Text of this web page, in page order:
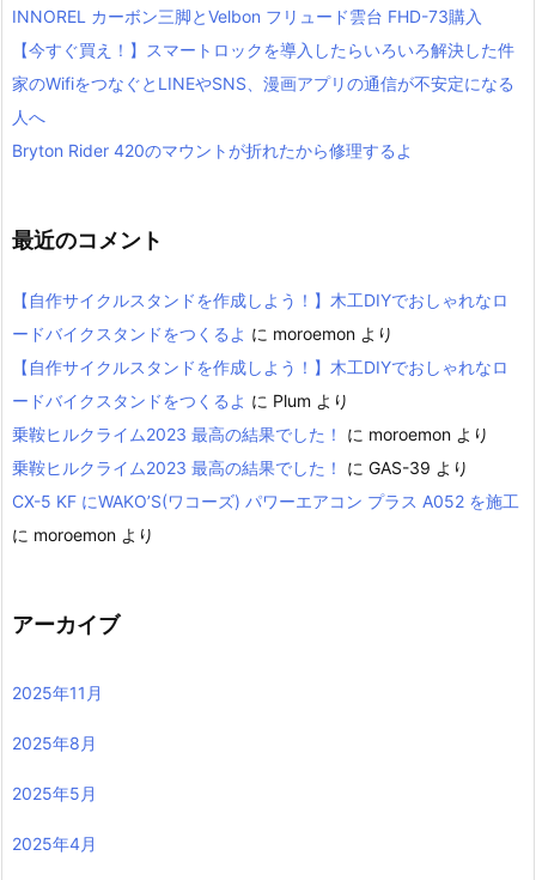
INNOREL カーボン三脚とVelbon フリュード雲台 FHD-73購入
【今すぐ買え！】スマートロックを導入したらいろいろ解決した件
家のWifiをつなぐとLINEやSNS、漫画アプリの通信が不安定になる
人へ
Bryton Rider 420のマウントが折れたから修理するよ
最近のコメント
【自作サイクルスタンドを作成しよう！】木工DIYでおしゃれなロ
ードバイクスタンドをつくるよ に moroemon より
【自作サイクルスタンドを作成しよう！】木工DIYでおしゃれなロ
ードバイクスタンドをつくるよ に Plum より
乗鞍ヒルクライム2023 最高の結果でした！
に moroemon より
乗鞍ヒルクライム2023 最高の結果でした！
に GAS-39 より
CX-5 KF にWAKO’S(ワコーズ) パワーエアコン プラス A052 を施工
に moroemon より
アーカイブ
2025年11月
2025年8月
2025年5月
2025年4月